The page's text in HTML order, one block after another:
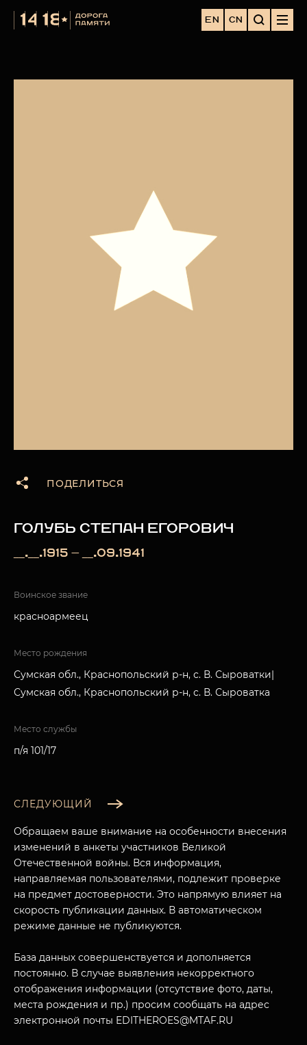
EN CN
ПОДЕЛИТЬСЯ
ГОЛУБЬ СТЕПАН ЕГОРОВИЧ
__.__.1915 — __.09.1941
Воинское звание
красноармеец
Место рождения
Сумская обл., Краснопольский р-н, с. В. Сыроватки|
Сумская обл., Краснопольский р-н, с. В. Сыроватка
Место службы
п/я 101/17
СЛЕДУЮЩИЙ
Обращаем ваше внимание на особенности внесения
изменений в анкеты участников Великой
Отечественной войны. Вся информация,
направляемая пользователями, подлежит проверке
на предмет достоверности. Это напрямую влияет на
скорость публикации данных. В автоматическом
режиме данные не публикуются.
База данных совершенствуется и дополняется
постоянно. В случае выявления некорректного
отображения информации (отсутствие фото, даты,
места рождения и пр.) просим сообщать на адрес
электронной почты EDITHEROES@MTAF.RU